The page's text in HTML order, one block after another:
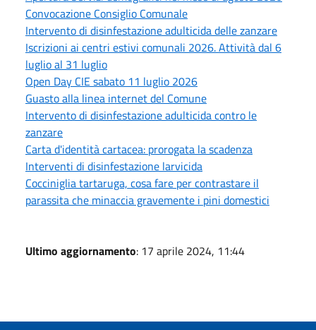
Convocazione Consiglio Comunale
Intervento di disinfestazione adulticida delle zanzare
Iscrizioni ai centri estivi comunali 2026. Attività dal 6
luglio al 31 luglio
Open Day CIE sabato 11 luglio 2026
Guasto alla linea internet del Comune
Intervento di disinfestazione adulticida contro le
zanzare
Carta d'identità cartacea: prorogata la scadenza
Interventi di disinfestazione larvicida
Cocciniglia tartaruga, cosa fare per contrastare il
parassita che minaccia gravemente i pini domestici
Ultimo aggiornamento: 17 aprile 2024, 11:44